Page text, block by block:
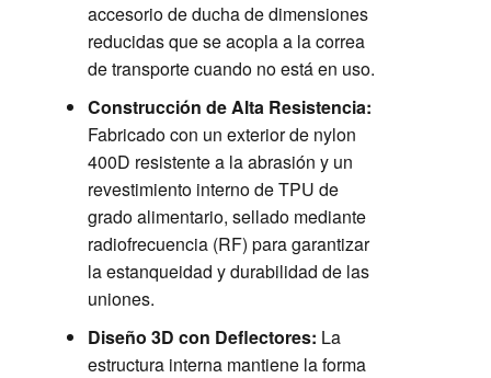
accesorio de ducha de dimensiones
reducidas que se acopla a la correa
de transporte cuando no está en uso.
Construcción de Alta Resistencia:
Fabricado con un exterior de nylon
400D resistente a la abrasión y un
revestimiento interno de TPU de
grado alimentario, sellado mediante
radiofrecuencia (RF) para garantizar
la estanqueidad y durabilidad de las
uniones.
Diseño 3D con Deflectores: La
estructura interna mantiene la forma